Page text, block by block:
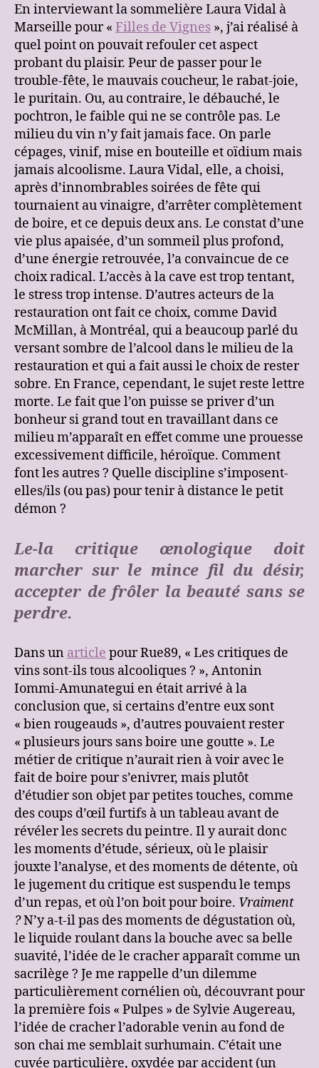
En interviewant la sommelière Laura Vidal à
Marseille pour « Filles de Vignes », j’ai réalisé à
quel point on pouvait refouler cet aspect
probant du plaisir. Peur de passer pour le
trouble-fête, le mauvais coucheur, le rabat-joie,
le puritain. Ou, au contraire, le débauché, le
pochtron, le faible qui ne se contrôle pas. Le
milieu du vin n’y fait jamais face. On parle
cépages, vinif, mise en bouteille et oïdium mais
jamais alcoolisme. Laura Vidal, elle, a choisi,
après d’innombrables soirées de fête qui
tournaient au vinaigre, d’arrêter complètement
de boire, et ce depuis deux ans. Le constat d’une
vie plus apaisée, d’un sommeil plus profond,
d’une énergie retrouvée, l’a convaincue de ce
choix radical. L’accès à la cave est trop tentant,
le stress trop intense. D’autres acteurs de la
restauration ont fait ce choix, comme David
McMillan, à Montréal, qui a beaucoup parlé du
versant sombre de l’alcool dans le milieu de la
restauration et qui a fait aussi le choix de rester
sobre. En France, cependant, le sujet reste lettre
morte. Le fait que l’on puisse se priver d’un
bonheur si grand tout en travaillant dans ce
milieu m’apparaît en effet comme une prouesse
excessivement difficile, héroïque. Comment
font les autres ? Quelle discipline s’imposent-
elles/ils (ou pas) pour tenir à distance le petit
démon ?
Le-la critique œnologique doit
marcher sur le mince fil du désir,
accepter de frôler la beauté sans se
perdre.
Dans un article pour Rue89, « Les critiques de
vins sont-ils tous alcooliques ? », Antonin
Iommi-Amunategui en était arrivé à la
conclusion que, si certains d’entre eux sont
« bien rougeauds », d’autres pouvaient rester
« plusieurs jours sans boire une goutte ». Le
métier de critique n’aurait rien à voir avec le
fait de boire pour s’enivrer, mais plutôt
d’étudier son objet par petites touches, comme
des coups d’œil furtifs à un tableau avant de
révéler les secrets du peintre. Il y aurait donc
les moments d’étude, sérieux, où le plaisir
jouxte l’analyse, et des moments de détente, où
le jugement du critique est suspendu le temps
d’un repas, et où l’on boit pour boire. Vraiment
?N’y a-t-il pas des moments de dégustation où,
le liquide roulant dans la bouche avec sa belle
suavité, l’idée de le cracher apparaît comme un
sacrilège ? Je me rappelle d’un dilemme
particulièrement cornélien où, découvrant pour
la première fois « Pulpes » de Sylvie Augereau,
l’idée de cracher l’adorable venin au fond de
son chai me semblait surhumain. C’était une
cuvée particulière, oxydée par accident (un